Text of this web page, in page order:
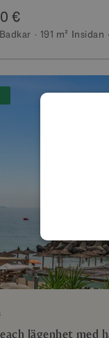
€
191 m² Insidan
lägenhet med